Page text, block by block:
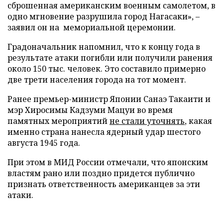
сброшенная американским военным самолетом, в
одно мгновение разрушила город Нагасаки», –
заявил он на мемориальной церемонии.
Градоначальник напомнил, что к концу года в
результате атаки погибли или получили ранения
около 150 тыс. человек. Это составило примерно
две трети населения города на тот момент.
Ранее премьер-министр Японии Санаэ Такаити и
мэр Хиросимы Кадзуми Мацуи во время
памятных мероприятийне стали уточнять, какая
именно страна нанесла ядерный удар шестого
августа 1945 года.
При этом в МИД России отмечали, что японским
властям рано или поздно придется публично
признать ответственность американцев за эти
атаки.